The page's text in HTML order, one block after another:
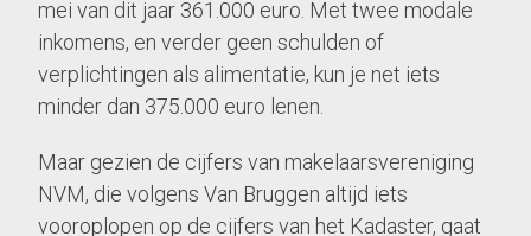
mei van dit jaar 361.000 euro. Met twee modale
inkomens, en verder geen schulden of
verplichtingen als alimentatie, kun je net iets
minder dan 375.000 euro lenen.
Maar gezien de cijfers van makelaarsvereniging
NVM, die volgens Van Bruggen altijd iets
vooroplopen op de cijfers van het Kadaster, gaat